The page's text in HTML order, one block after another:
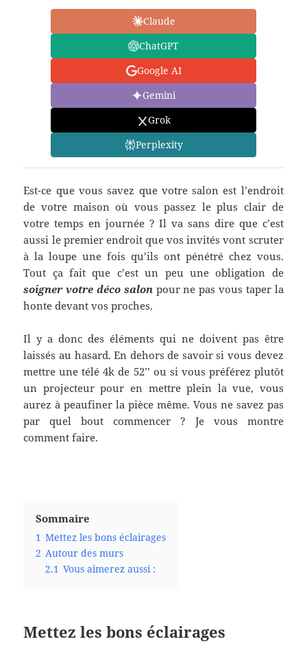
Claude
ChatGPT
Google AI
Gemini
Grok
Perplexity
Est-ce que vous savez que votre salon est l’endroit
de votre maison où vous passez le plus clair de
votre temps en journée ? Il va sans dire que c’est
aussi le premier endroit que vos invités vont scruter
à la loupe une fois qu’ils ont pénétré chez vous.
Tout ça fait que c’est un peu une obligation de
soigner votre déco salon pour ne pas vous taper la
honte devant vos proches.
Il y a donc des éléments qui ne doivent pas être
laissés au hasard. En dehors de savoir si vous devez
mettre une télé 4k de 52’’ ou si vous préférez plutôt
un projecteur pour en mettre plein la vue, vous
aurez à peaufiner la pièce même. Vous ne savez pas
par quel bout commencer ? Je vous montre
comment faire.
Sommaire
1 Mettez les bons éclairages
2 Autour des murs
2.1 Vous aimerez aussi :
Mettez les bons éclairages